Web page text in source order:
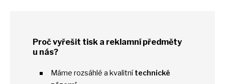
Proč vyřešit tisk a reklamní předměty
u nás?
Máme rozsáhlé a kvalitnítechnické